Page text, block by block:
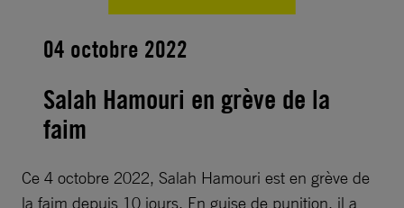
04 octobre 2022
Salah Hamouri en grève de la
faim
Ce 4 octobre 2022, Salah Hamouri est en grève de
la faim depuis 10 jours. En guise de punition, il a